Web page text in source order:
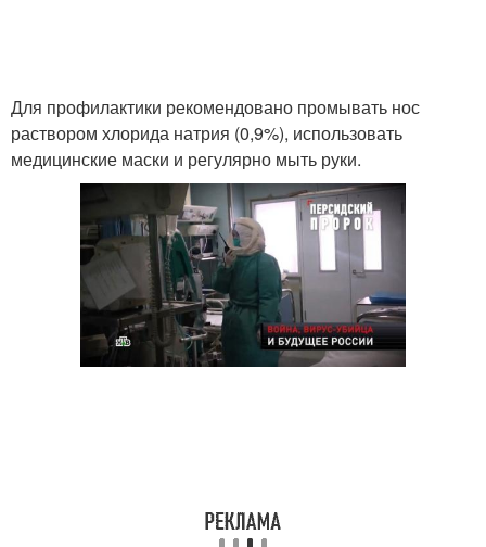
Для профилактики рекомендовано промывать нос
раствором хлорида натрия (0,9%), использовать
медицинские маски и регулярно мыть руки.